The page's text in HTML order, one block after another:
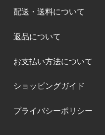
配送・送料について
返品について
お支払い方法について
ショッピングガイド
プライバシーポリシー